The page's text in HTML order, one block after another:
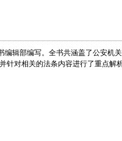
编辑部编写。全书共涵盖了公安机
针对相关的法条内容进行了重点解